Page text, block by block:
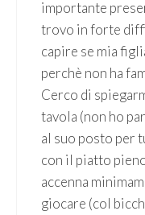
importante
trovo in forte
capire se mia
perchè non ha
Cerco di
tavola (non ho
al suo posto per
con il piatto
accenna
giocare (col